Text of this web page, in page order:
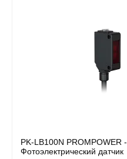
PK-LB100N PROMPOWER -
Фотоэлектрический датчик